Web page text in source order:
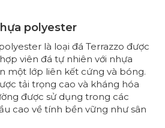
polyester
là loại đá Terrazzo được
viên đá tự nhiên với nhựa
một lớp liên kết cứng và bóng.
tải trọng cao và kháng hóa
được sử dụng trong các
cao về tính bền vững như sân